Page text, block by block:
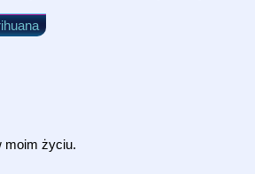
moim życiu.